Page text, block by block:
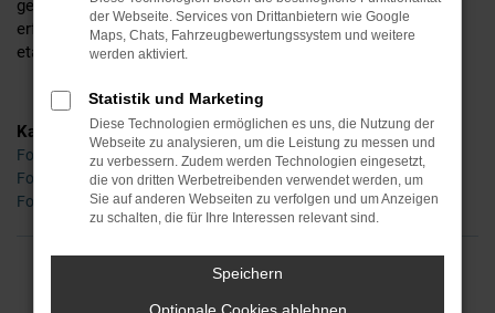
gerne auch noch alternative Vorschläge. Ihr Vorteil: wir sind
erfahren und verkaufen die Fahrzeuge gleich mehrerer
etablierter Hersteller.
Kategorie
Ford Puma Gebrauchtwagen Chemnitz
Ford Puma Neuwagen Chemnitz
Ford Puma Chemnitz
FEHLER: NETWORK ERROR
der Webseite. Services von Drittanbietern wie Google
Maps, Chats, Fahrzeugbewertungssystem und weitere
werden aktiviert.
Statistik und Marketing
Diese Technologien ermöglichen es uns, die Nutzung der
Webseite zu analysieren, um die Leistung zu messen und
zu verbessern. Zudem werden Technologien eingesetzt,
die von dritten Werbetreibenden verwendet werden, um
Sie auf anderen Webseiten zu verfolgen und um Anzeigen
zu schalten, die für Ihre Interessen relevant sind.
Speichern